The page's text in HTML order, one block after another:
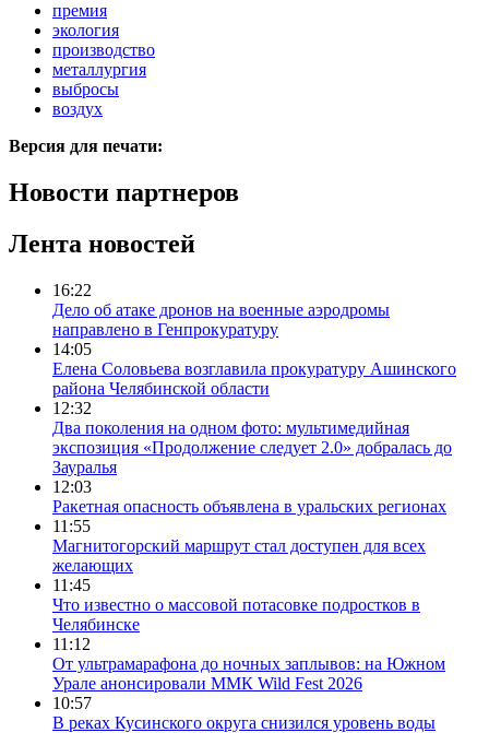
премия
экология
производство
металлургия
выбросы
воздух
Версия для печати:
Новости партнеров
Лента новостей
16:22
Дело об атаке дронов на военные аэродромы
направлено в Генпрокуратуру
14:05
Елена Соловьева возглавила прокуратуру Ашинского
района Челябинской области
12:32
Два поколения на одном фото: мультимедийная
экспозиция «Продолжение следует 2.0» добралась до
Зауралья
12:03
Ракетная опасность объявлена в уральских регионах
11:55
Магнитогорский маршрут стал доступен для всех
желающих
11:45
Что известно о массовой потасовке подростков в
Челябинске
11:12
От ультрамарафона до ночных заплывов: на Южном
Урале анонсировали ММК Wild Fest 2026
10:57
В реках Кусинского округа снизился уровень воды